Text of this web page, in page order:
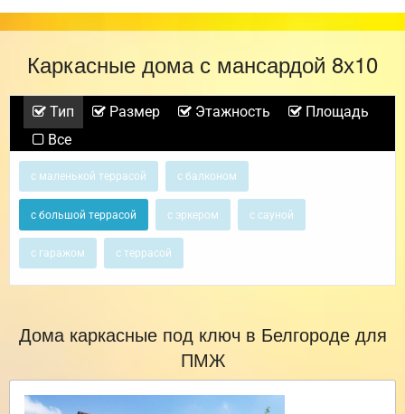
Каркасные дома с мансардой 8х10
Тип Размер Этажность
Площадь
Все
с маленькой террасой с балконом
с большой террасой с эркером с сауной
с гаражом с террасой
Дома каркасные под ключ в Белгороде для
ПМЖ